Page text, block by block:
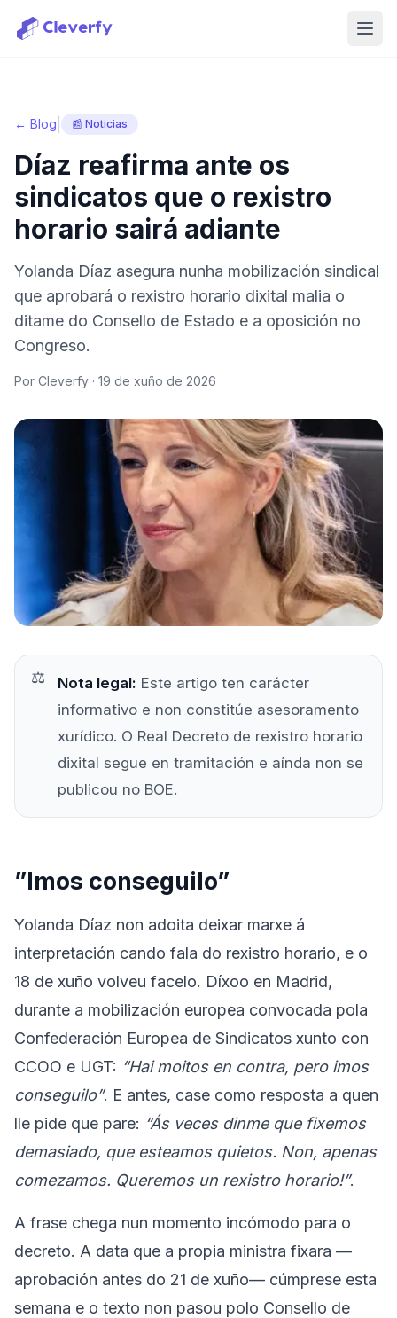
Próbao gratis
← Blog 📰 Noticias
Díaz reafirma ante os
sindicatos que o rexistro
horario sairá adiante
Yolanda Díaz asegura nunha mobilización sindical
que aprobará o rexistro horario dixital malia o
ditame do Consello de Estado e a oposición no
Congreso.
Por Cleverfy · 19 de xuño de 2026
Nota legal: Este artigo ten carácter
informativo e non constitúe asesoramento
xurídico. O Real Decreto de rexistro horario
dixital segue en tramitación e aínda non se
publicou no BOE.
”Imos conseguilo”
Yolanda Díaz non adoita deixar marxe á
interpretación cando fala do rexistro horario, e o
18 de xuño volveu facelo. Díxoo en Madrid,
durante a mobilización europea convocada pola
Confederación Europea de Sindicatos xunto con
CCOO e UGT: “Hai moitos en contra, pero imos
conseguilo”. E antes, case como resposta a quen
lle pide que pare: “Ás veces dinme que fixemos
demasiado, que esteamos quietos. Non, apenas
comezamos. Queremos un rexistro horario!”.
A frase chega nun momento incómodo para o
decreto. A data que a propia ministra fixara —
aprobación antes do 21 de xuño— cúmprese esta
semana e o texto non pasou polo Consello de